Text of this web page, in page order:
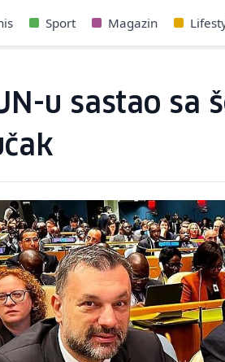
Sport Magazin
u sastao